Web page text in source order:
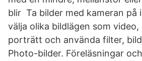
blir Ta bilder med kameran på
välja olika bildlägen som
porträtt och använda filter,
Photo-bilder. Föreläsningar